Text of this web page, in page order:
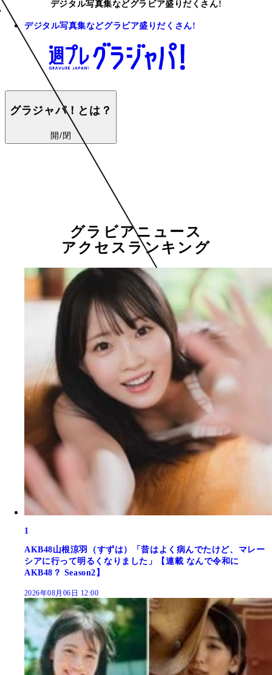
デジタル写真集などグラビア盛りだくさん!
デジタル写真集などグラビア盛りだくさん!
グラジャパ！とは？
開/閉
グラビアニュース
アクセスランキング
1
AKB48山根涼羽（すずは）「昔はよく病んでたけど、マレー
シアに行って明るくなりました」【連載 なんで令和に
AKB48？ Season2】
2026年08月06日 12:00